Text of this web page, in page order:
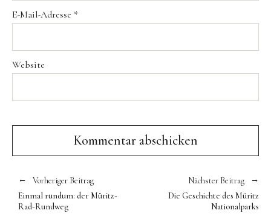
E-Mail-Adresse *
Website
Vorheriger Beitrag
Einmal rundum: der Müritz-
Rad-Rundweg
Nächster Beitrag
Die Geschichte des Müritz
Nationalparks